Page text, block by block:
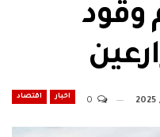
وقود
اخبار اقتصاد